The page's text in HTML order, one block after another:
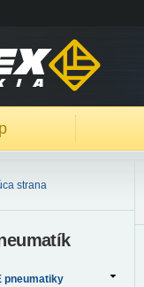
strana
pneumatiky